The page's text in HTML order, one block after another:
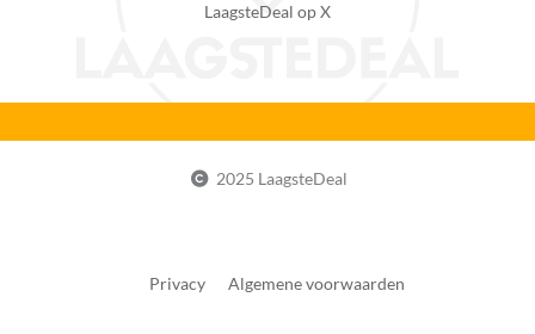
LaagsteDeal op X
2025 LaagsteDeal
Privacy Algemene voorwaarden